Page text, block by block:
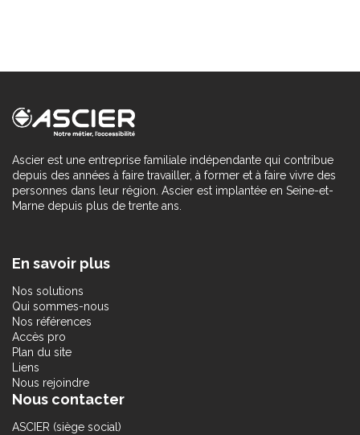
Ascier est une entreprise familiale indépendante qui contribue
depuis des années à faire travailler, à former et à faire vivre des
personnes dans leur région. Ascier est implantée en Seine-et-
Marne depuis plus de trente ans.
En savoir plus
Nos solutions
Qui sommes-nous
Nos références
Accès pro
Plan du site
Liens
Nous rejoindre
Nous contacter
ASCIER (siège social)